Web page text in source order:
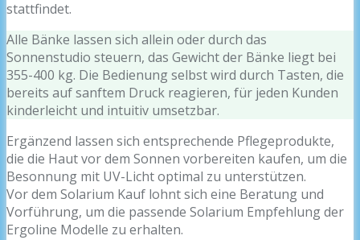
stattfindet.
Alle Bänke lassen sich allein oder durch das
Sonnenstudio steuern, das Gewicht der Bänke liegt bei
355-400 kg. Die Bedienung selbst wird durch Tasten, die
bereits auf sanftem Druck reagieren, für jeden Kunden
kinderleicht und intuitiv umsetzbar.
Ergänzend lassen sich entsprechende Pflegeprodukte,
die die Haut vor dem Sonnen vorbereiten kaufen, um die
Besonnung mit UV-Licht optimal zu unterstützen.
Vor dem Solarium Kauf lohnt sich eine Beratung und
Vorführung, um die passende Solarium Empfehlung der
Ergoline Modelle zu erhalten.